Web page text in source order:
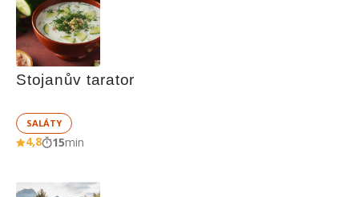
Stojanův tarator
SALÁTY
4,8 15min